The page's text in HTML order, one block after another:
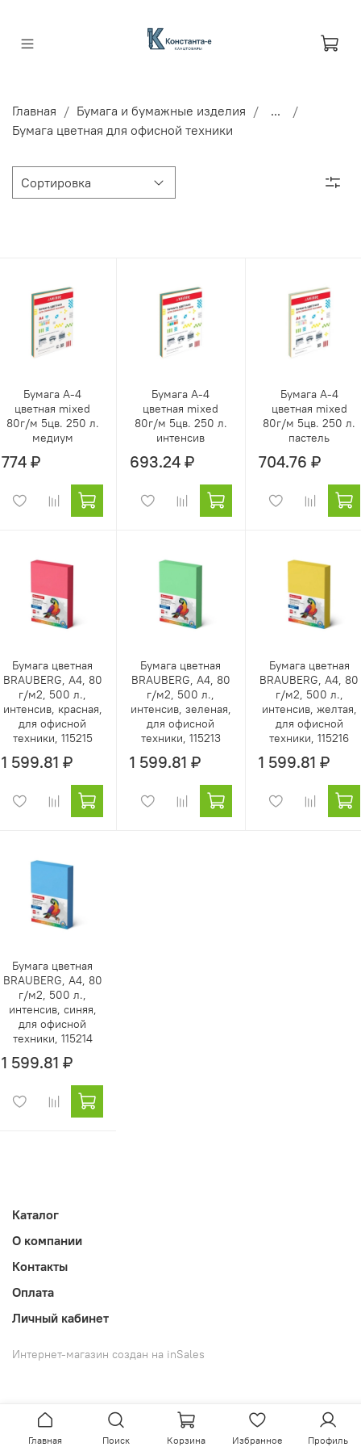
Главная Бумага и бумажные изделия
...
Бумага цветная для офисной техники
Бумага А-4
цветная mixed
80г/м 5цв. 250 л.
медиум
774 ₽
Бумага А-4
цветная mixed
80г/м 5цв. 250 л.
интенсив
693.24 ₽
Бумага А-4
цветная mixed
80г/м 5цв. 250 л.
пастель
704.76 ₽
Бумага цветная
BRAUBERG, А4, 80
г/м2, 500 л.,
интенсив, красная,
для офисной
техники, 115215
1 599.81 ₽
Бумага цветная
BRAUBERG, А4, 80
г/м2, 500 л.,
интенсив, зеленая,
для офисной
техники, 115213
1 599.81 ₽
Бумага цветная
BRAUBERG, А4, 80
г/м2, 500 л.,
интенсив, желтая,
для офисной
техники, 115216
1 599.81 ₽
Бумага цветная
BRAUBERG, А4, 80
г/м2, 500 л.,
интенсив, синяя,
для офисной
техники, 115214
1 599.81 ₽
Каталог
О компании
Контакты
Оплата
Личный кабинет
Интернет-магазин создан на inSales
Главная Поиск Корзина Избранное Профиль